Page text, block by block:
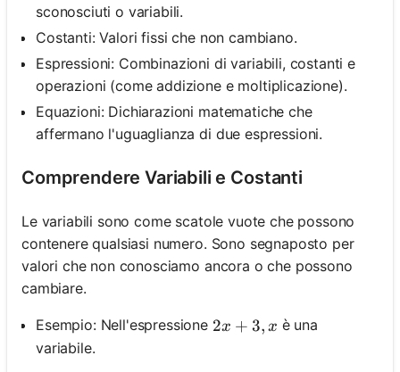
sconosciuti o variabili.
Costanti: Valori fissi che non cambiano.
Espressioni: Combinazioni di variabili, costanti e
operazioni (come addizione e moltiplicazione).
Equazioni: Dichiarazioni matematiche che
affermano l'uguaglianza di due espressioni.
Comprendere Variabili e Costanti
Le variabili sono come scatole vuote che possono
contenere qualsiasi numero. Sono segnaposto per
valori che non conosciamo ancora o che possono
cambiare.
Esempio: Nell'espressione 2 x+3, x
2x + 3, x è una
variabile.